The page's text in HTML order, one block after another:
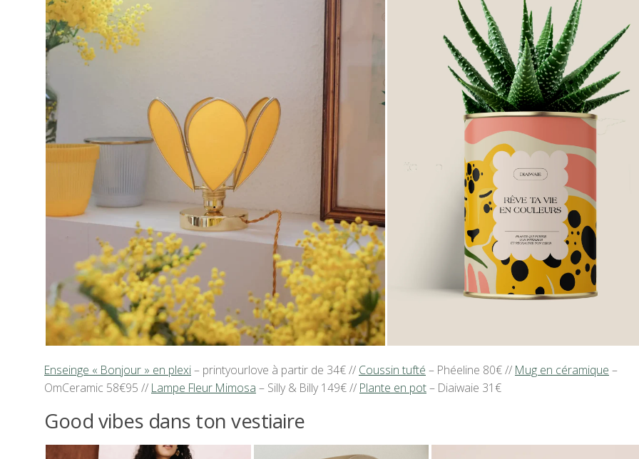
Enseinge « Bonjour » en plexi– printyourlove à partir de 34€ // Coussin tufté – Phéeline 80€ // Mug en céramique –
OmCeramic 58€95 // Lampe Fleur Mimosa – Silly & Billy 149€ // Plante en pot– Diaiwaie 31€
Good vibes dans ton vestiaire